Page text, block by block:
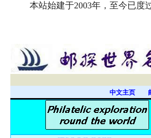
本站始建于2003年，至今已度
中文主页